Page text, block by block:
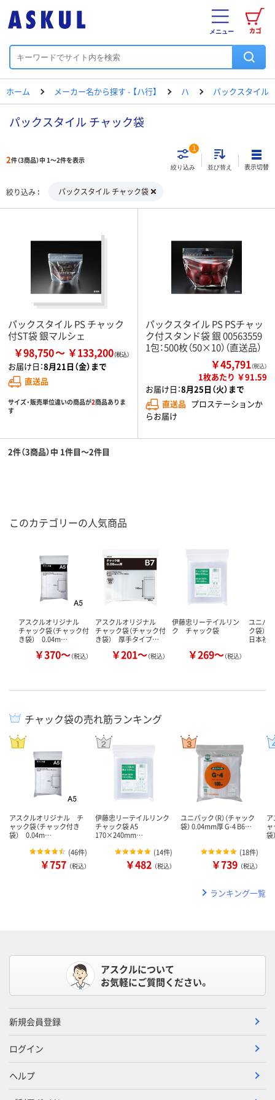
カゴ
メニュー
ホーム メーカー名から探す - 【ハ行】 ハ パックスタイル
パックスタイル チャック袋
2件（3商品）中 1～2件を表示
絞り込み
1
並び替え 表示切替
絞り込み パックスタイル チャック袋
パックスタイル PS チャック
付ST袋 銀マルシェ
￥98,750 ￥133,200
お届け日：8月21日（金）まで
直送品
サイズ・販売単位違いの商品が2商品ありま
す
パックスタイル PS PSチャッ
ク付スタンド袋 銀 00563559
1包：500枚（50×10）（直送品）
￥45,791（税込）
1枚あたり ￥91.59
お届け日：8月25日（火）まで
直送品 プロステーションか
らお届け
2件（3商品）中 1件目～2件目
このカテゴリーの人気商品
アスクルオリジナル
チャック袋（チャック付
き袋） 0.04m…
￥370～（税込）
アスクルオリジナル
チャック袋（チャック付
き袋） 厚手タイプ…
￥201～（税込）
伊藤忠リーテイルリン
ク チャック袋
￥269～（税込）
ユニパッ
ク袋）
日本社
チャック袋の売れ筋ランキング
アスクルオリジナル チ
ャック袋（チャック付き
袋） 0.04m…
(46件)
￥757 （税込）
伊藤忠リーテイルリンク
チャック袋 A5
170×240mm…
(14件)
￥482 （税込）
ユニパック（R）（チャック
袋） 0.04mm厚 G-4 B6…
(18件)
￥739 （税込）
ャ
ランキング一覧
アスクルについて
お気軽にご質問ください。
新規会員登録
ログイン
ヘルプ